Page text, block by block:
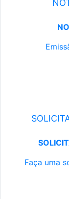
Faça uma